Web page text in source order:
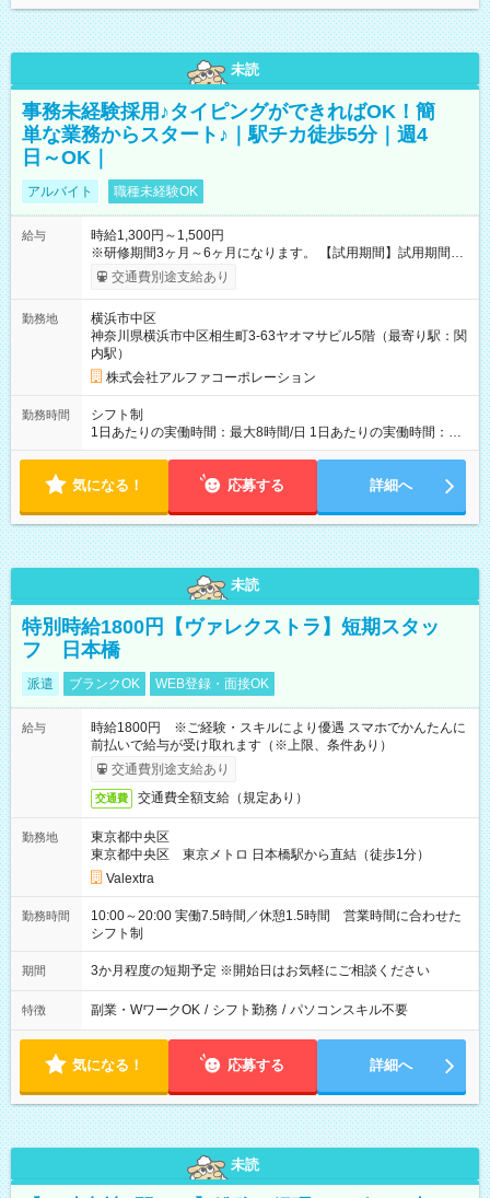
未読
事務未経験採用♪タイピングができればOK！簡
単な業務からスタート♪｜駅チカ徒歩5分｜週4
日～OK｜
アルバイト 職種未経験OK
給与
時給1,300円～1,500円
※研修期間3ヶ月～6ヶ月になります。 【試用期間】試用期間あ
り 試用期間の長さ：1ヶ月 雇用形態、給与は本採用時と同じで
す。
交通費別途支給あり
勤務地
横浜市中区
神奈川県横浜市中区相生町3-63ヤオマサビル5階（最寄り駅：関
内駅）
株式会社アルファコーポレーション
勤務時間
シフト制
1日あたりの実働時間：最大8時間/日 1日あたりの実働時間：
7~8時間 シフト例 ・10時00分～18時00分 ・10時00分～19時00
気になる！ 応募する 詳細へ
未読
特別時給1800円【ヴァレクストラ】短期スタッ
フ 日本橋
派遣 ブランクOK WEB登録・面接OK
給与
時給1800円 ※ご経験・スキルにより優遇 スマホでかんたんに
前払いで給与が受け取れます（※上限、条件あり）
交通費別途支給あり
交通費 交通費全額支給（規定あり）
勤務地
東京都中央区
東京都中央区 東京メトロ 日本橋駅から直結（徒歩1分）
Valextra
勤務時間
10:00～20:00 実働7.5時間／休憩1.5時間 営業時間に合わせた
シフト制
期間 3か月程度の短期予定 ※開始日はお気軽にご相談ください
特徴 副業・WワークOK / シフト勤務 / パソコンスキル不要
気になる！ 応募する 詳細へ
未読